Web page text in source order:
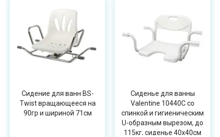
Сидение для ванн BS-
Twist вращающееся на
90гр и шириной 71см
Сиденье для ванны
Valentine 10440C со
спинкой и гигиеническим
U-образным вырезом, до
115кг, сиденье 40х40см